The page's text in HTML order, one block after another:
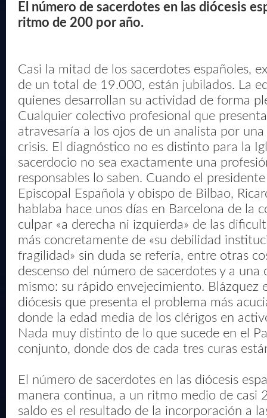
El número de sacerdotes en las diócesis
ritmo de 200 por año.
Casi la mitad de los sacerdotes españoles,
de un total de 19.000, están jubilados. La
quienes desarrollan su actividad de forma
Cualquier colectivo profesional que
atravesaría a los ojos de un analista por
crisis. El diagnóstico no es distinto para la
sacerdocio no sea exactamente una
responsables lo saben. Cuando el
Episcopal Española y obispo de Bilbao,
hablaba hace unos días en Barcelona de la
culpar «a derecha ni izquierda» de las
más concretamente de «su debilidad
fragilidad» sin duda se refería, entre otras
descenso del número de sacerdotes y a una
mismo: su rápido envejecimiento. Blázquez
diócesis que presenta el problema más
donde la edad media de los clérigos en
Nada muy distinto de lo que sucede en el
conjunto, donde dos de cada tres curas
El número de sacerdotes en las diócesis
manera continua, a un ritmo medio de casi
saldo es el resultado de la incorporación a